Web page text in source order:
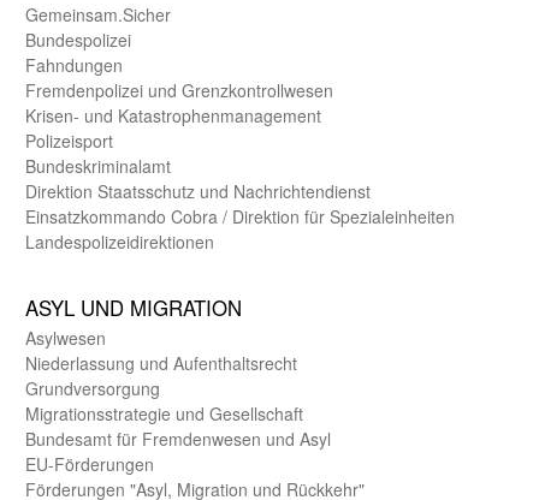
Gemein­sam.Sicher
Bundes­polizei
Fahndungen
Fremdenpolizei und Grenzkontrollwesen
Krisen- und Katastrophen­management
Polizeisport
Bundes­kriminal­amt
Direktion Staats­schutz und Nach­richten­dienst
Einsatz­kommando Cobra / Direktion für Spezialeinheiten
Landes­polizei­direk­tionen
ASYL UND MIGRA­TION
Asyl­wesen
Nieder­lassung und Aufent­halts­recht
Grund­versorgung
Migrations­strategie und Gesell­schaft
Bundes­amt für Fremden­wesen und Asyl
EU-Förde­rungen
Förderungen "Asyl, Migration und Rückkehr"